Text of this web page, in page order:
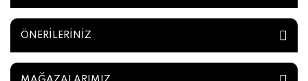
ÖNERİLERİNİZ